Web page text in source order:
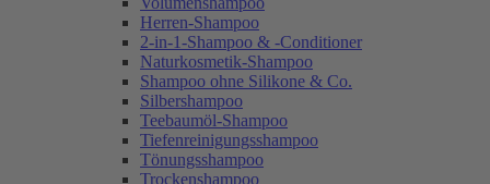
Herren-Shampoo
2-in-1-Shampoo & -Conditioner
Naturkosmetik-Shampoo
Shampoo ohne Silikone & Co.
Silbershampoo
Teebaumöl-Shampoo
Tiefenreinigungsshampoo
Tönungsshampoo
Trockenshampoo